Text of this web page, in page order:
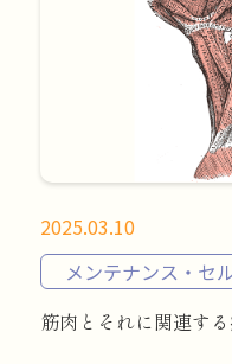
2025.03.10
メンテナンス・セ
筋肉とそれに関連す